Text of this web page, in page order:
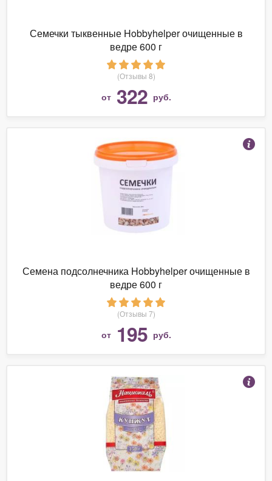
Семечки тыквенные Hobbyhelper очищенные в
ведре 600 г
(Отзывы 8)
от 322 руб.
Семена подсолнечника Hobbyhelper очищенные в
ведре 600 г
(Отзывы 7)
от 195 руб.